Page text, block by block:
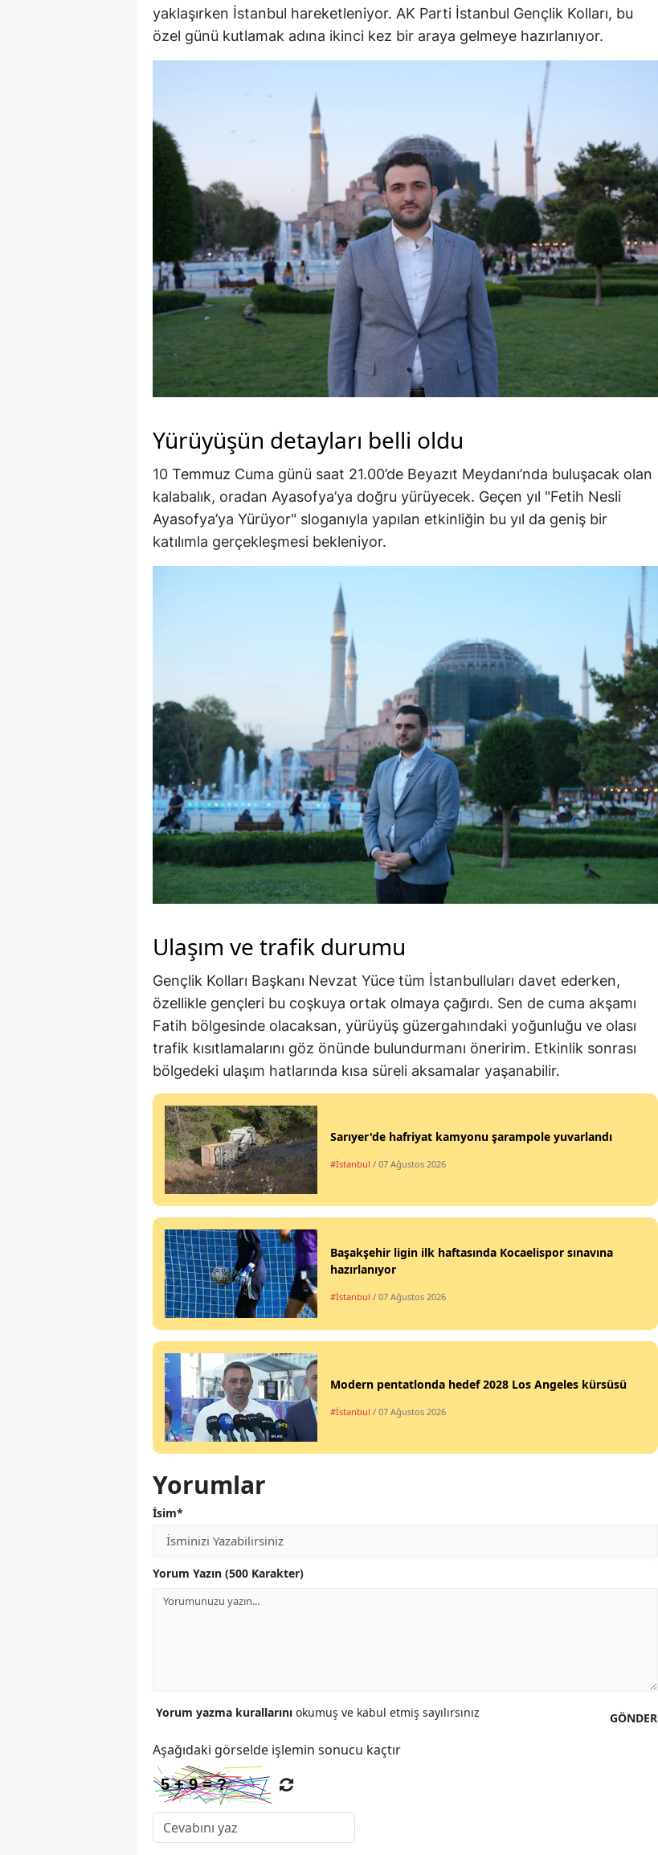
yaklaşırken İstanbul hareketleniyor. AK Parti İstanbul Gençlik Kolları, bu
özel günü kutlamak adına ikinci kez bir araya gelmeye hazırlanıyor.
Yürüyüşün detayları belli oldu
10 Temmuz Cuma günü saat 21.00’de Beyazıt Meydanı’nda buluşacak olan
kalabalık, oradan Ayasofya’ya doğru yürüyecek. Geçen yıl "Fetih Nesli
Ayasofya’ya Yürüyor" sloganıyla yapılan etkinliğin bu yıl da geniş bir
katılımla gerçekleşmesi bekleniyor.
Ulaşım ve trafik durumu
Gençlik Kolları Başkanı Nevzat Yüce tüm İstanbulluları davet ederken,
özellikle gençleri bu coşkuya ortak olmaya çağırdı. Sen de cuma akşamı
Fatih bölgesinde olacaksan, yürüyüş güzergahındaki yoğunluğu ve olası
trafik kısıtlamalarını göz önünde bulundurmanı öneririm. Etkinlik sonrası
bölgedeki ulaşım hatlarında kısa süreli aksamalar yaşanabilir.
Sarıyer'de hafriyat kamyonu şarampole yuvarlandı
#İstanbul / 07 Ağustos 2026
Başakşehir ligin ilk haftasında Kocaelispor sınavına
hazırlanıyor
#İstanbul / 07 Ağustos 2026
Modern pentatlonda hedef 2028 Los Angeles kürsüsü
#İstanbul / 07 Ağustos 2026
Yorumlar
İsim*
Yorum Yazın (500 Karakter)
GÖNDER
Yorum yazma kurallarını okumuş ve kabul etmiş sayılırsınız
Aşağıdaki görselde işlemin sonucu kaçtır